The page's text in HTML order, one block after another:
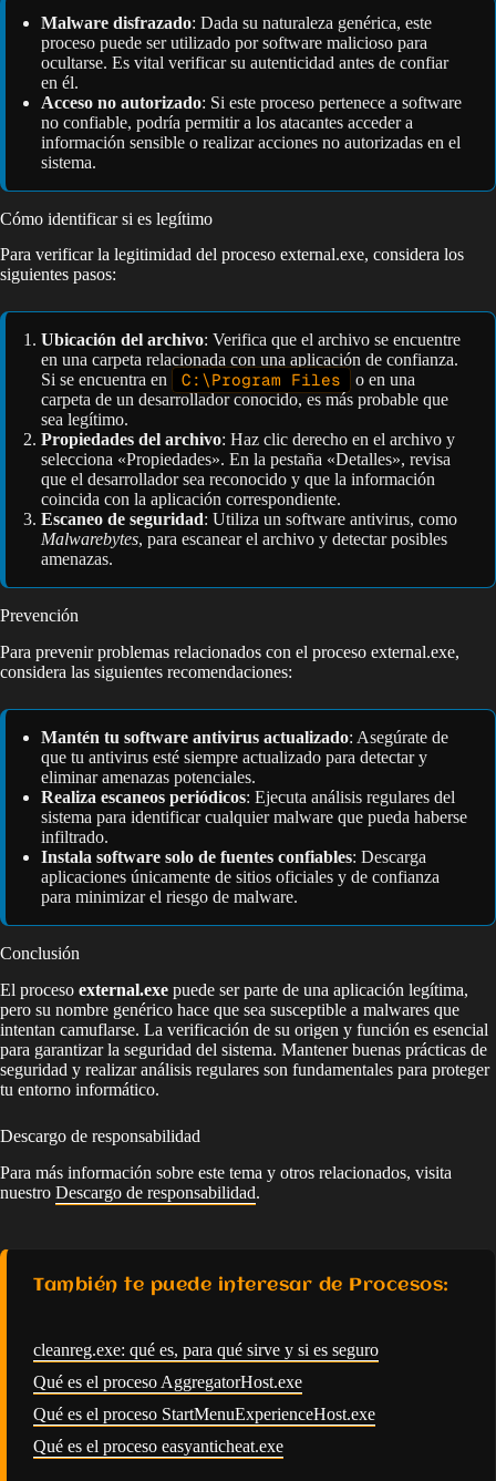
Malware disfrazado: Dada su naturaleza genérica, este
proceso puede ser utilizado por software malicioso para
ocultarse. Es vital verificar su autenticidad antes de confiar
en él.
Acceso no autorizado: Si este proceso pertenece a software
no confiable, podría permitir a los atacantes acceder a
información sensible o realizar acciones no autorizadas en el
sistema.
Cómo identificar si es legítimo
Para verificar la legitimidad del proceso external.exe, considera los
siguientes pasos:
Ubicación del archivo: Verifica que el archivo se encuentre
en una carpeta relacionada con una aplicación de confianza.
Si se encuentra en
C:\Program Files
o en una
carpeta de un desarrollador conocido, es más probable que
sea legítimo.
Propiedades del archivo: Haz clic derecho en el archivo y
selecciona «Propiedades». En la pestaña «Detalles», revisa
que el desarrollador sea reconocido y que la información
coincida con la aplicación correspondiente.
Escaneo de seguridad: Utiliza un software antivirus, como
Malwarebytes, para escanear el archivo y detectar posibles
amenazas.
Prevención
Para prevenir problemas relacionados con el proceso external.exe,
considera las siguientes recomendaciones:
Mantén tu software antivirus actualizado: Asegúrate de
que tu antivirus esté siempre actualizado para detectar y
eliminar amenazas potenciales.
Realiza escaneos periódicos: Ejecuta análisis regulares del
sistema para identificar cualquier malware que pueda haberse
infiltrado.
Instala software solo de fuentes confiables: Descarga
aplicaciones únicamente de sitios oficiales y de confianza
para minimizar el riesgo de malware.
Conclusión
El proceso external.exe puede ser parte de una aplicación legítima,
pero su nombre genérico hace que sea susceptible a malwares que
intentan camuflarse. La verificación de su origen y función es esencial
para garantizar la seguridad del sistema. Mantener buenas prácticas de
seguridad y realizar análisis regulares son fundamentales para proteger
tu entorno informático.
Descargo de responsabilidad
Para más información sobre este tema y otros relacionados, visita
nuestro Descargo de responsabilidad.
También te puede interesar de Procesos:
cleanreg.exe: qué es, para qué sirve y si es seguro
Qué es el proceso AggregatorHost.exe
Qué es el proceso StartMenuExperienceHost.exe
Qué es el proceso easyanticheat.exe